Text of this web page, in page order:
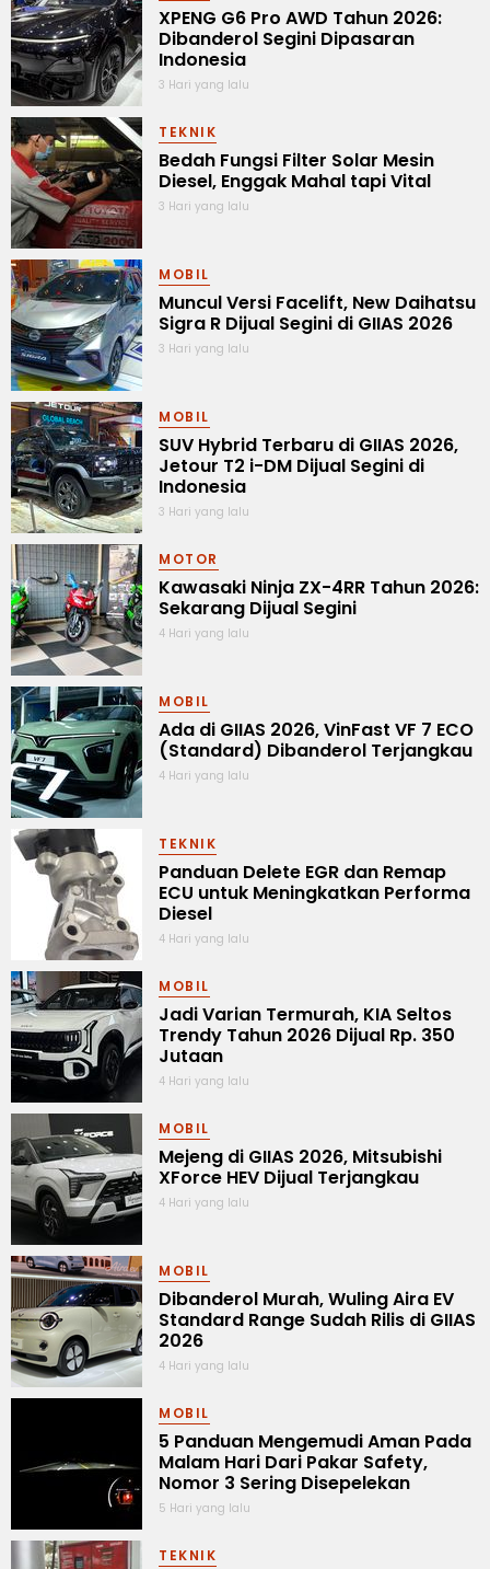
XPENG G6 Pro AWD Tahun 2026:
Dibanderol Segini Dipasaran
Indonesia
3 Hari yang lalu
TEKNIK
Bedah Fungsi Filter Solar Mesin
Diesel, Enggak Mahal tapi Vital
3 Hari yang lalu
MOBIL
Muncul Versi Facelift, New Daihatsu
Sigra R Dijual Segini di GIIAS 2026
3 Hari yang lalu
MOBIL
SUV Hybrid Terbaru di GIIAS 2026,
Jetour T2 i-DM Dijual Segini di
Indonesia
3 Hari yang lalu
MOTOR
Kawasaki Ninja ZX-4RR Tahun 2026:
Sekarang Dijual Segini
4 Hari yang lalu
MOBIL
Ada di GIIAS 2026, VinFast VF 7 ECO
(Standard) Dibanderol Terjangkau
4 Hari yang lalu
TEKNIK
Panduan Delete EGR dan Remap
ECU untuk Meningkatkan Performa
Diesel
4 Hari yang lalu
MOBIL
Jadi Varian Termurah, KIA Seltos
Trendy Tahun 2026 Dijual Rp. 350
Jutaan
4 Hari yang lalu
MOBIL
Mejeng di GIIAS 2026, Mitsubishi
XForce HEV Dijual Terjangkau
4 Hari yang lalu
MOBIL
Dibanderol Murah, Wuling Aira EV
Standard Range Sudah Rilis di GIIAS
2026
4 Hari yang lalu
MOBIL
5 Panduan Mengemudi Aman Pada
Malam Hari Dari Pakar Safety,
Nomor 3 Sering Disepelekan
5 Hari yang lalu
TEKNIK